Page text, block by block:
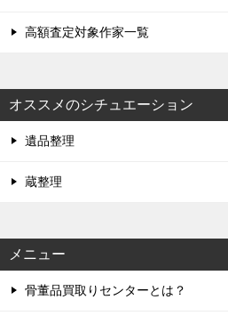
高額査定対象作家一覧
オススメのシチュエーション
遺品整理
蔵整理
メニュー
骨董品買取りセンターとは？